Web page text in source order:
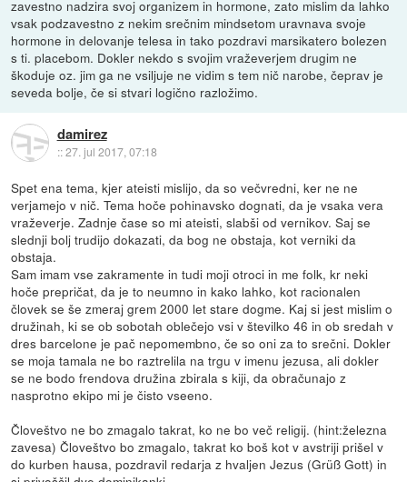
zavestno nadzira svoj organizem in hormone, zato mislim da lahko
vsak podzavestno z nekim srečnim mindsetom uravnava svoje
hormone in delovanje telesa in tako pozdravi marsikatero bolezen
s ti. placebom. Dokler nekdo s svojim vraževerjem drugim ne
škoduje oz. jim ga ne vsiljuje ne vidim s tem nič narobe, čeprav je
seveda bolje, če si stvari logično razložimo.
damirez
::27. jul 2017, 07:18
Spet ena tema, kjer ateisti mislijo, da so večvredni, ker ne ne
verjamejo v nič. Tema hoče pohinavsko dognati, da je vsaka vera
vraževerje. Zadnje čase so mi ateisti, slabši od vernikov. Saj se
slednji bolj trudijo dokazati, da bog ne obstaja, kot verniki da
obstaja.
Sam imam vse zakramente in tudi moji otroci in me folk, kr neki
hoče prepričat, da je to neumno in kako lahko, kot racionalen
človek se še zmeraj grem 2000 let stare dogme. Kaj si jest mislim o
družinah, ki se ob sobotah oblečejo vsi v številko 46 in ob sredah v
dres barcelone je pač nepomembno, če so oni za to srečni. Dokler
se moja tamala ne bo raztrelila na trgu v imenu jezusa, ali dokler
se ne bodo frendova družina zbirala s kiji, da obračunajo z
nasprotno ekipo mi je čisto vseeno.
Človeštvo ne bo zmagalo takrat, ko ne bo več religij. (hint:železna
zavesa) Človeštvo bo zmagalo, takrat ko boš kot v avstriji prišel v
do kurben hausa, pozdravil redarja z hvaljen Jezus (Grüß Gott) in